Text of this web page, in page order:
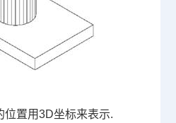
位置用3D坐标来表示.